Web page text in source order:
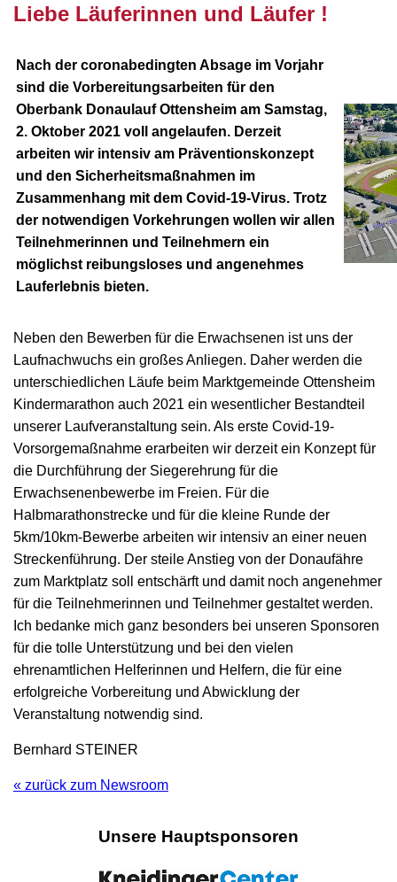
Liebe Läuferinnen und Läufer !
Nach der coronabedingten Absage im Vorjahr
sind die Vorbereitungsarbeiten für den
Oberbank Donaulauf Ottensheim am Samstag,
2. Oktober 2021 voll angelaufen. Derzeit
arbeiten wir intensiv am Präventionskonzept
und den Sicherheitsmaßnahmen im
Zusammenhang mit dem Covid-19-Virus. Trotz
der notwendigen Vorkehrungen wollen wir allen
Teilnehmerinnen und Teilnehmern ein
möglichst reibungsloses und angenehmes
Lauferlebnis bieten.
Neben den Bewerben für die Erwachsenen ist uns der
Laufnachwuchs ein großes Anliegen. Daher werden die
unterschiedlichen Läufe beim Marktgemeinde Ottensheim
Kindermarathon auch 2021 ein wesentlicher Bestandteil
unserer Laufveranstaltung sein. Als erste Covid-19-
Vorsorgemaßnahme erarbeiten wir derzeit ein Konzept für
die Durchführung der Siegerehrung für die
Erwachsenenbewerbe im Freien. Für die
Halbmarathonstrecke und für die kleine Runde der
5km/10km-Bewerbe arbeiten wir intensiv an einer neuen
Streckenführung. Der steile Anstieg von der Donaufähre
zum Marktplatz soll entschärft und damit noch angenehmer
für die Teilnehmerinnen und Teilnehmer gestaltet werden.
Ich bedanke mich ganz besonders bei unseren Sponsoren
für die tolle Unterstützung und bei den vielen
ehrenamtlichen Helferinnen und Helfern, die für eine
erfolgreiche Vorbereitung und Abwicklung der
Veranstaltung notwendig sind.
Bernhard STEINER
« zurück zum Newsroom
Unsere Hauptsponsoren